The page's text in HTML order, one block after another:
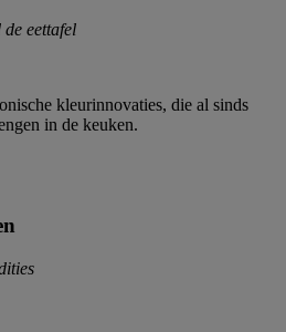
eettafel
kleurinnovaties, die al sinds
in de keuken.